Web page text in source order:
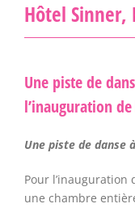
Hôtel Sinner,
Une piste de
l’inauguration
Une piste de danse
Pour l’inauguration
une chambre